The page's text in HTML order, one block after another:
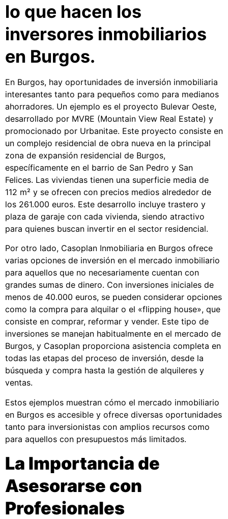
lo que hacen los
inversores inmobiliarios
en Burgos.
En Burgos, hay oportunidades de inversión inmobiliaria
interesantes tanto para pequeños como para medianos
ahorradores. Un ejemplo es el proyecto Bulevar Oeste,
desarrollado por MVRE (Mountain View Real Estate) y
promocionado por Urbanitae. Este proyecto consiste en
un complejo residencial de obra nueva en la principal
zona de expansión residencial de Burgos,
específicamente en el barrio de San Pedro y San
Felices. Las viviendas tienen una superficie media de
112 m² y se ofrecen con precios medios alrededor de
los 261.000 euros. Este desarrollo incluye trastero y
plaza de garaje con cada vivienda, siendo atractivo
para quienes buscan invertir en el sector residencial.
Por otro lado, Casoplan Inmobiliaria en Burgos ofrece
varias opciones de inversión en el mercado inmobiliario
para aquellos que no necesariamente cuentan con
grandes sumas de dinero. Con inversiones iniciales de
menos de 40.000 euros, se pueden considerar opciones
como la compra para alquilar o el «flipping house», que
consiste en comprar, reformar y vender. Este tipo de
inversiones se manejan habitualmente en el mercado de
Burgos, y Casoplan proporciona asistencia completa en
todas las etapas del proceso de inversión, desde la
búsqueda y compra hasta la gestión de alquileres y
ventas.
Estos ejemplos muestran cómo el mercado inmobiliario
en Burgos es accesible y ofrece diversas oportunidades
tanto para inversionistas con amplios recursos como
para aquellos con presupuestos más limitados.
La Importancia de
Asesorarse con
Profesionales